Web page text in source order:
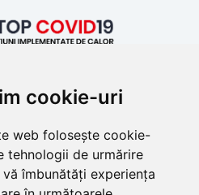
cookie-uri
web folosește cookie-
tehnologii de urmărire
îmbunătăți experiența